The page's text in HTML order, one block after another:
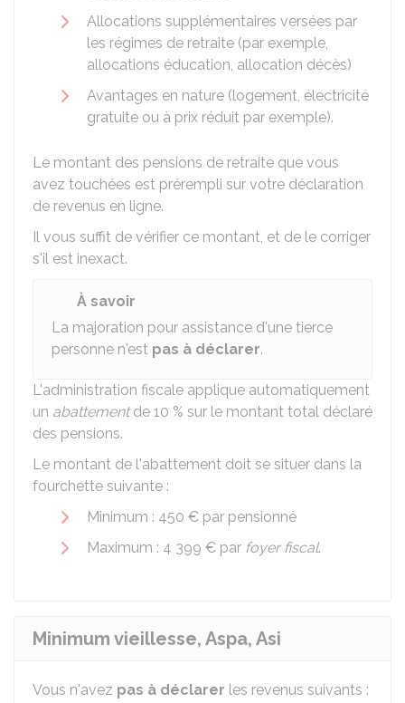
Allocations supplémentaires versées par
les régimes de retraite (par exemple,
allocations éducation, allocation décès)
Avantages en nature (logement, électricité
gratuite ou à prix réduit par exemple).
Le montant des pensions de retraite que vous
avez touchées est prérempli sur votre déclaration
de revenus en ligne.
Il vous suffit de vérifier ce montant, et de le corriger
s'il est inexact.
À savoir
La majoration pour assistance d'une tierce
personne n'est pas à déclarer.
L'administration fiscale applique automatiquement
un abattementde 10 % sur le montant total déclaré
des pensions.
Le montant de l'abattement doit se situer dans la
fourchette suivante :
Minimum : 450 € par pensionné
Maximum : 4 399 € par foyer fiscal.
Minimum vieillesse, Aspa, Asi
Vous n'avez pas à déclarer les revenus suivants :